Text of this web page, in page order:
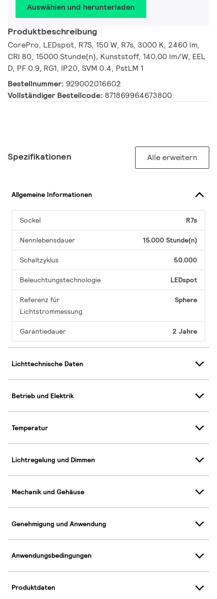
Auswählen und herunterladen
Produktbeschreibung
CorePro, LEDspot, R7S, 150 W, R7s, 3000 K, 2460 lm,
CRI 80, 15000 Stunde(n), Kunststoff, 140.00 lm/W, EEL
D, PF 0.9, RG1, IP20, SVM 0.4, PstLM 1
Bestellnummer: 929002016602
Vollständiger Bestellcode: 871869964673800
Spezifikationen Alle erweitern
Allgemeine Informationen
Sockel R7s
Nennlebensdauer 15.000 Stunde(n)
Schaltzyklus 50.000
Beleuchtungstechnologie LEDspot
Referenz für
Lichtstrommessung
Sphere
Garantiedauer 2 Jahre
Lichttechnische Daten
Betrieb und Elektrik
Temperatur
Lichtregelung und Dimmen
Mechanik und Gehäuse
Genehmigung und Anwendung
Anwendungsbedingungen
Produktdaten